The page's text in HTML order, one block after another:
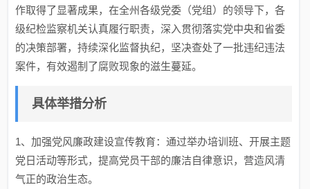
作取得了显著成果，在全州各级党委（党组）的领导下，各
级纪检监察机关认真履行职责，深入贯彻落实党中央和省委
的决策部署，持续深化监督执纪，坚决查处了一批违纪违法
案件，有效遏制了腐败现象的滋生蔓延。
具体举措分析
1、加强党风廉政建设宣传教育：通过举办培训班、开展主题
党日活动等形式，提高党员干部的廉洁自律意识，营造风清
气正的政治生态。